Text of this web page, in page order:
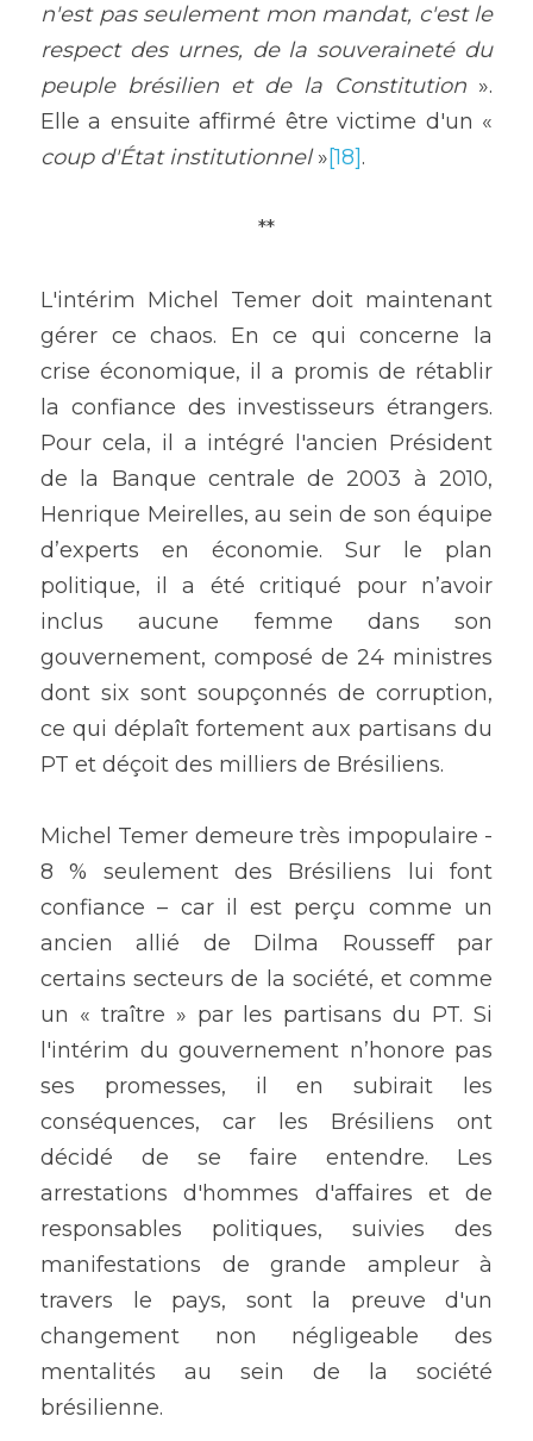
n'est pas seulement mon mandat, c'est le
respect des urnes, de la souveraineté du
peuple brésilien et de la Constitution ».
coup d'État institutionnel »[18].
**
L'intérim Michel Temer doit maintenant
gérer ce chaos. En ce qui concerne la
crise économique, il a promis de rétablir
la confiance des investisseurs étrangers.
Pour cela, il a intégré l'ancien Président
de la Banque centrale de 2003 à 2010,
Henrique Meirelles, au sein de son équipe
d’experts en économie. Sur le plan
politique, il a été critiqué pour n’avoir
inclus aucune femme dans son
gouvernement, composé de 24 ministres
dont six sont soupçonnés de corruption,
ce qui déplaît fortement aux partisans du
PT et déçoit des milliers de Brésiliens.
Michel Temer demeure très impopulaire -
8 % seulement des Brésiliens lui font
confiance – car il est perçu comme un
ancien allié de Dilma Rousseff par
certains secteurs de la société, et comme
un « traître » par les partisans du PT. Si
l'intérim du gouvernement n’honore pas
ses promesses, il en subirait les
conséquences, car les Brésiliens ont
décidé de se faire entendre. Les
arrestations d'hommes d'affaires et de
responsables politiques, suivies des
manifestations de grande ampleur à
travers le pays, sont la preuve d'un
changement non négligeable des
mentalités au sein de la société
brésilienne.